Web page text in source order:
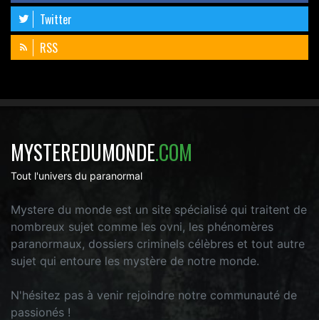
Twitter
RSS
MYSTEREDUMONDE.COM
Tout l'univers du paranormal
Mystere du monde est un site spécialisé qui traitent de
nombreux sujet comme les ovni, les phénomères
paranormaux, dossiers criminels célèbres et tout autre
sujet qui entoure les mystère de notre monde.
N'hésitez pas à venir rejoindre notre communauté de
passionés !